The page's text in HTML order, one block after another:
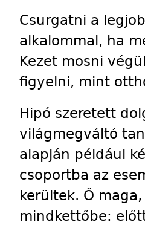
Csurgatni a
alkalommal, ha
Kezet mosni
figyelni, mint
Hipó szeretett
világmegváltó
alapján például
csoportba az
kerültek. Ő
mindkettőbe: